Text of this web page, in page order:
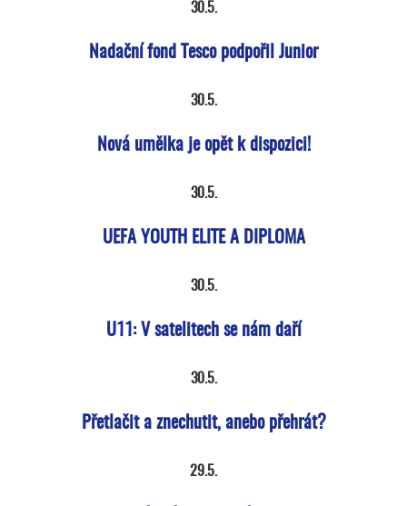
30.5.
Nadační fond Tesco podpořil Junior
30.5.
Nová umělka je opět k dispozici!
30.5.
UEFA YOUTH ELITE A DIPLOMA
30.5.
U11: V satelitech se nám daří
30.5.
Přetlačit a znechutit, anebo přehrát?
29.5.